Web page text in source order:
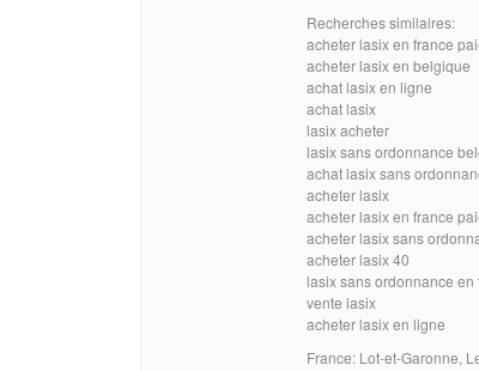
Recherches similaires:
acheter lasix en france
acheter lasix en belgique
achat lasix en ligne
achat lasix
lasix acheter
lasix sans ordonnance
achat lasix sans
acheter lasix
acheter lasix en france
acheter lasix sans
acheter lasix 40
lasix sans ordonnance en
vente lasix
acheter lasix en ligne
France: Lot-et-Garonne,